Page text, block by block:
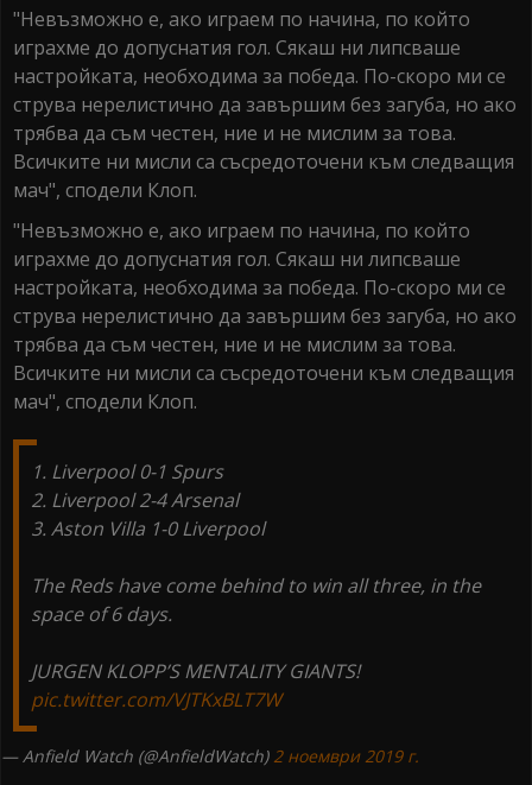
"Невъзможно е, ако играем по начина, по който
играхме до допуснатия гол. Сякаш ни липсваше
настройката, необходима за победа. По-скоро ми се
струва нерелистично да завършим без загуба, но ако
трябва да съм честен, ние и не мислим за това.
Всичките ни мисли са съсредоточени към следващия
мач", сподели Клоп.
"Невъзможно е, ако играем по начина, по който
играхме до допуснатия гол. Сякаш ни липсваше
настройката, необходима за победа. По-скоро ми се
струва нерелистично да завършим без загуба, но ако
трябва да съм честен, ние и не мислим за това.
Всичките ни мисли са съсредоточени към следващия
мач", сподели Клоп.
1. Liverpool 0-1 Spurs
2. Liverpool 2-4 Arsenal
3. Aston Villa 1-0 Liverpool
The Reds have come behind to win all three, in the
space of 6 days.
JURGEN KLOPP’S MENTALITY GIANTS!
pic.twitter.com/VJTKxBLT7W
— Anfield Watch (@AnfieldWatch) 2 ноември 2019 г.